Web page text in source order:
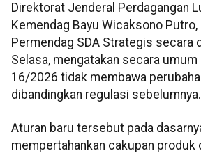
Direktorat Jenderal Perdagangan
Kemendag Bayu Wicaksono
Permendag SDA Strategis secara
Selasa, mengatakan secara umum
16/2026 tidak membawa
dibandingkan regulasi sebelumnya.
Aturan baru tersebut pada
mempertahankan cakupan produk